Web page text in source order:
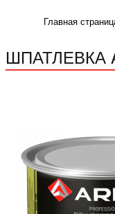
Главная
ШПАТЛЕВКА